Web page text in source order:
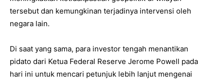
tersebut dan kemungkinan terjadinya intervensi oleh
negara lain.
Di saat yang sama, para investor tengah menantikan
pidato dari Ketua Federal Reserve Jerome Powell pada
hari ini untuk mencari petunjuk lebih lanjut mengenai